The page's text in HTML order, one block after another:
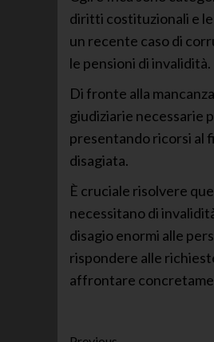
diritti costituzionali e
un recente caso di
le pensioni di invalidità.
Di fronte alla
giudiziarie necessarie
presentando ricorsi al
disagiata.
È cruciale risolvere
necessitano di
disagio enormi alle
rispondere alle
affrontare